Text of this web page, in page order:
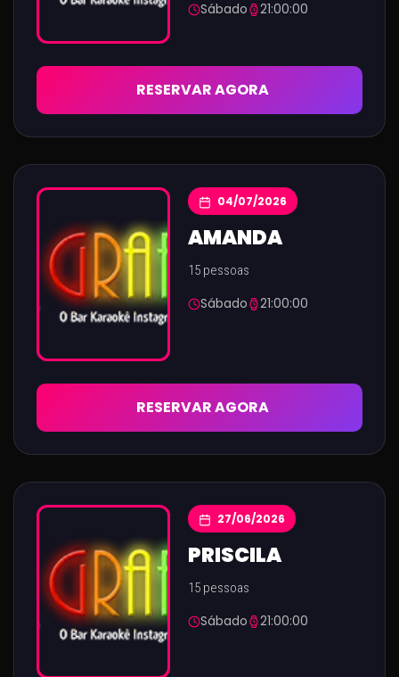
Sábado 21:00:00
RESERVAR AGORA
04/07/2026
AMANDA
15 pessoas
Sábado 21:00:00
RESERVAR AGORA
27/06/2026
PRISCILA
15 pessoas
Sábado 21:00:00